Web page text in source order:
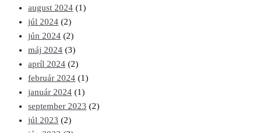
august 2024 (1)
júl 2024 (2)
jún 2024 (2)
máj 2024 (3)
apríl 2024 (2)
február 2024 (1)
január 2024 (1)
september 2023 (2)
júl 2023 (2)